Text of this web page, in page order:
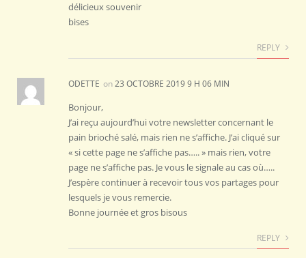
délicieux souvenir
bises
REPLY
ODETTE on23 OCTOBRE 2019 9 H 06 MIN
Bonjour,
J’ai reçu aujourd’hui votre newsletter concernant le
pain brioché salé, mais rien ne s’affiche. J’ai cliqué sur
« si cette page ne s’affiche pas….. » mais rien, votre
page ne s’affiche pas. Je vous le signale au cas où…..
J’espère continuer à recevoir tous vos partages pour
lesquels je vous remercie.
Bonne journée et gros bisous
REPLY